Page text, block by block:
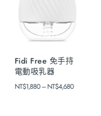
Bamboo Blanket
柔軟竹毯
NT$1,490NT$